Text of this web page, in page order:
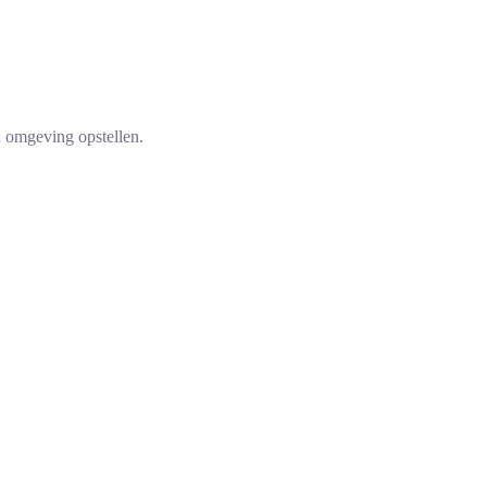
omgeving opstellen.